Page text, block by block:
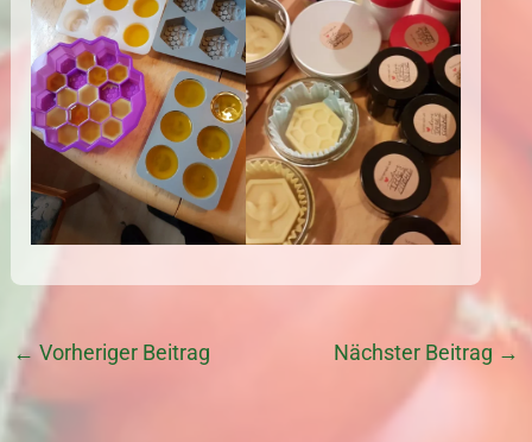
← Vorheriger Beitrag Nächster Beitrag →